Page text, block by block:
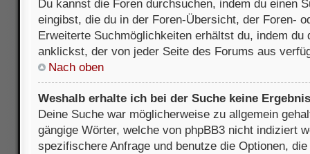
Du kannst die Foren durchsuchen, indem du einen
eingibst, die du in der Foren-Übersicht, der Foren-
Erweiterte Suchmöglichkeiten erhältst du, indem du
anklickst, der von jeder Seite des Forums aus
Nach oben
Weshalb erhalte ich bei der Suche keine
Deine Suche war möglicherweise zu allgemein
gängige Wörter, welche von phpBB3 nicht indiziert
spezifischere Anfrage und benutze die Optionen,